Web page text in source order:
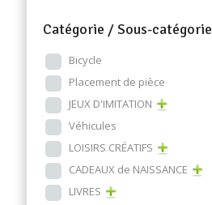
Catégorie / Sous-catégorie
Bicycle
Placement de pièce
JEUX D'IMITATION
Véhicules
LOISIRS CRÉATIFS
CADEAUX de NAISSANCE
LIVRES